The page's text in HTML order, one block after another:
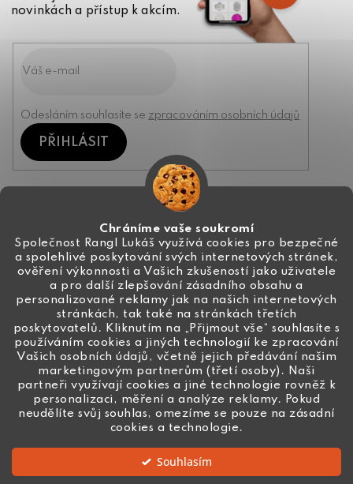
Chráníme vaše soukromí
Společnost Rangl Lukáš využívá cookies pro bezpečné
a spolehlivé poskytování svých internetových stránek,
ověření výkonnosti a Vašich zkušeností jako uživatele
a pro další zlepšování zásadního obsahu a
personalizované reklamy jak na našich internetových
stránkách, tak také na stránkách třetích
poskytovatelů. Kliknutím na „Přijmout vše“ souhlasíte s
používáním cookies a jiných technologií ke zpracování
Vašich osobních údajů, včetně jejich předávání našim
marketingovým partnerům (třetí osoby). Naši
partneři využívají cookies a jiné technologie rovněž k
personalizaci, měření a analýze reklamy. Pokud
neudělíte svůj souhlas, omezíme se pouze na zásadní
cookies a technologie.
Souhlasím
novinkách a přístup k akcím.
Odesláním souhlasíte se zpracováním osobních údajů
PŘIHLÁSIT
info@ceske-koralky.cz
+420 774 444 191